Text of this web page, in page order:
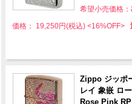
希望小売価格：
価格： 19,250円(税込) <16%OFF>
Zippo ジッポ
レイ 象嵌 ロ
Rose Pink